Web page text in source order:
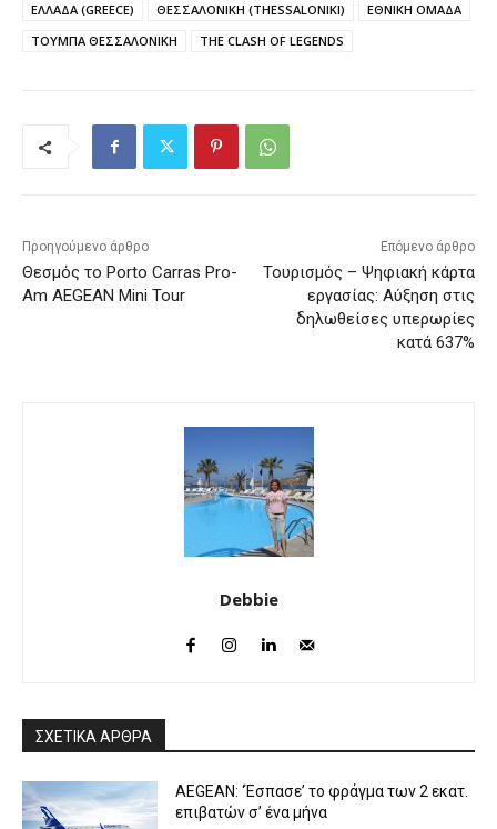
ΕΛΛΑΔΑ (GREECE)
ΘΕΣΣΑΛΟΝΙΚΗ (THESSALONIKI)
ΕΘΝΙΚΗ ΟΜΑΔΑ
ΤΟΥΜΠΑ ΘΕΣΣΑΛΟΝΙΚΗ
THE CLASH OF LEGENDS
Προηγούμενο άρθρο
Θεσμός το Porto Carras Pro-
Am AEGEAN Mini Tour
Επόμενο άρθρο
Τουρισμός – Ψηφιακή κάρτα
εργασίας: Αύξηση στις
δηλωθείσες υπερωρίες
κατά 637%
Debbie
ΣΧΕΤΙΚΑ ΑΡΘΡΑ
AEGEAN: ‘Έσπασε’ το φράγμα των 2 εκατ.
επιβατών σ’ ένα μήνα